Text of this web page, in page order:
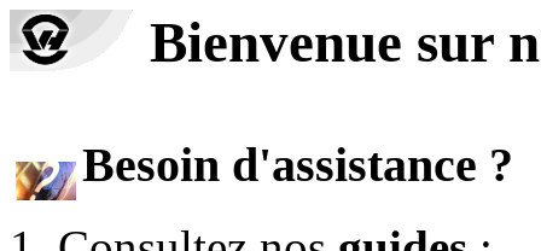
Bienvenue sur
Besoin d'assistance ?